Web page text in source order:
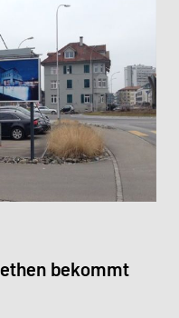
bekommt